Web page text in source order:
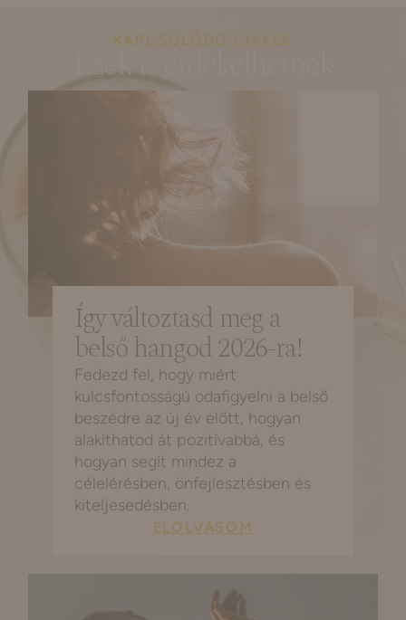
KAPCSOLÓDÓ CIKKEK
Ezek is érdekelhetnek
Így változtasd meg a
belső hangod 2026-ra!
Fedezd fel, hogy miért
kulcsfontosságú odafigyelni a belső
beszédre az új év előtt, hogyan
alakíthatod át pozitívabbá, és
hogyan segít mindez a
célelérésben, önfejlesztésben és
kiteljesedésben.
ELOLVASOM